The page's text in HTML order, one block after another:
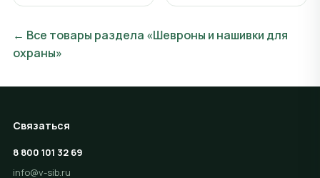
← Все товары раздела «Шевроны и нашивки для
охраны»
Связаться
8 800 101 32 69
info@v-sib.ru